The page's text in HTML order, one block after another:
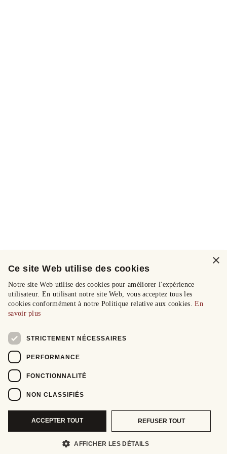
×
Ce site Web utilise des cookies
Notre site Web utilise des cookies pour améliorer l'expérience
utilisateur. En utilisant notre site Web, vous acceptez tous les
cookies conformément à notre Politique relative aux cookies.En
savoir plus
STRICTEMENT NÉCESSAIRES
PERFORMANCE
FONCTIONNALITÉ
NON CLASSIFIÉS
ACCEPTER TOUT REFUSER TOUT
AFFICHER LES DÉTAILS